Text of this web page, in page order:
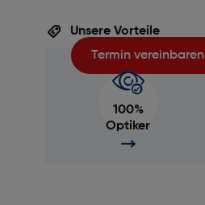
Termin vereinbaren
Unsere Vorteile
100%
Optiker